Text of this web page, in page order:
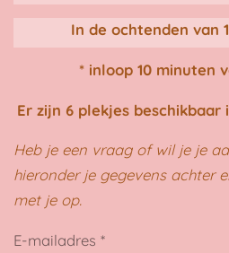
In de ochtenden van
* inloop 10 minuten
Er zijn 6 plekjes beschikbaar
Heb je een vraag of wil je je
hieronder je gegevens achter
met je op.
E-mailadres *